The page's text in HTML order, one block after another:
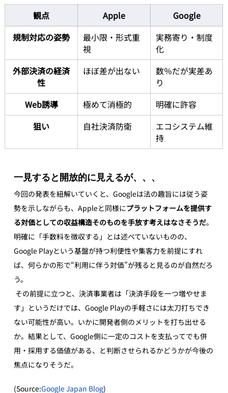
観点 Apple
Google
規制対応の姿勢
最小限・形式重
視
実務寄り・制度
化
外部決済の経済
性
ほぼ差が出ない
数％だが実差あ
り
Web誘導
極めて消極的
明確に許容
狙い
自社決済防衛
エコシステム維
持
一見すると開放的に見えるが、、、
今回の発表を紐解いていくと、Googleは法の趣旨には従う姿
勢を示しながらも、Appleと同様にプラットフォームを提供す
る対価としての収益構造そのものを手放す考えはなさそうだ。
明確に「手数料を徴収する」とは述べていないものの、
Google Playという基盤が持つ利便性や集客力を前提にすれ
ば、何らかの形で“利用に伴う対価”が残ると見るのが自然だろ
う。
す」というだけでは、Google Playの手軽さには太刀打ちでき
ない可能性が高い。いかに開発者側のメリットを打ち出せる
か。結果として、Google側に一定のコストを支払ってでも併
用・採用する価値がある、と判断させられるかどうかが今後の
焦点になりそうだ。
(Source:Google Japan Blog)